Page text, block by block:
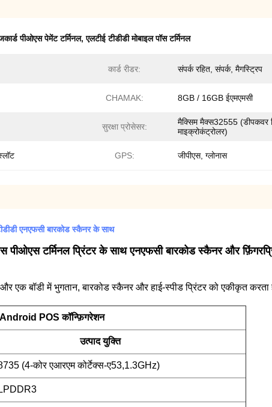
पीओएस पेमेंट टर्मिनल,एलटीई टीडीडी मोबाइल पॉस टर्मिनल
कार्ड रीडर: संपर्क रहित, संपर्क, मैगस्ट्रिप
CHAMAK: 8GB / 16GB ईएमएमसी
सुरक्षा प्रोसेसर:
मैक्सिम मैक्स32555 (डीपकवर
माइक्रोकंट्रोलर)
GPS: जीपीएस, ग्लोनास
एनएफसी बारकोड स्कैनर के साथ
पीओएस टर्मिनल प्रिंटर के साथ एनएफसी बारकोड स्कैनर और
एक बॉडी में भुगतान, बारकोड स्कैनर और हाई-स्पीड प्रिंटर को एकीकृत करता
POS कॉन्फ़िगरेशन
उत्पाद युक्ति
(4-कोर एआरएम कोर्टेक्स-ए53,1.3GHz)